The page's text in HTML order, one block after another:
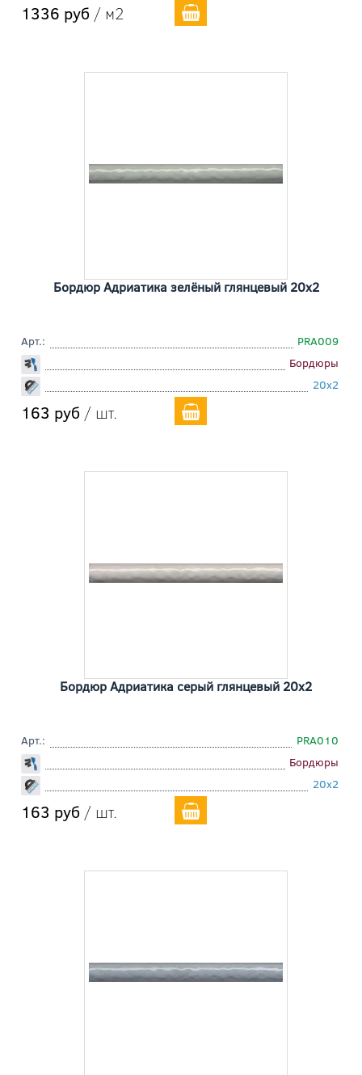
1336 руб / м2
Бордюр Адриатика зелёный глянцевый 20x2
Арт.:
PRA009
Бордюры
20x2
163 руб / шт.
Бордюр Адриатика серый глянцевый 20x2
Арт.:
PRA010
Бордюры
20x2
163 руб / шт.